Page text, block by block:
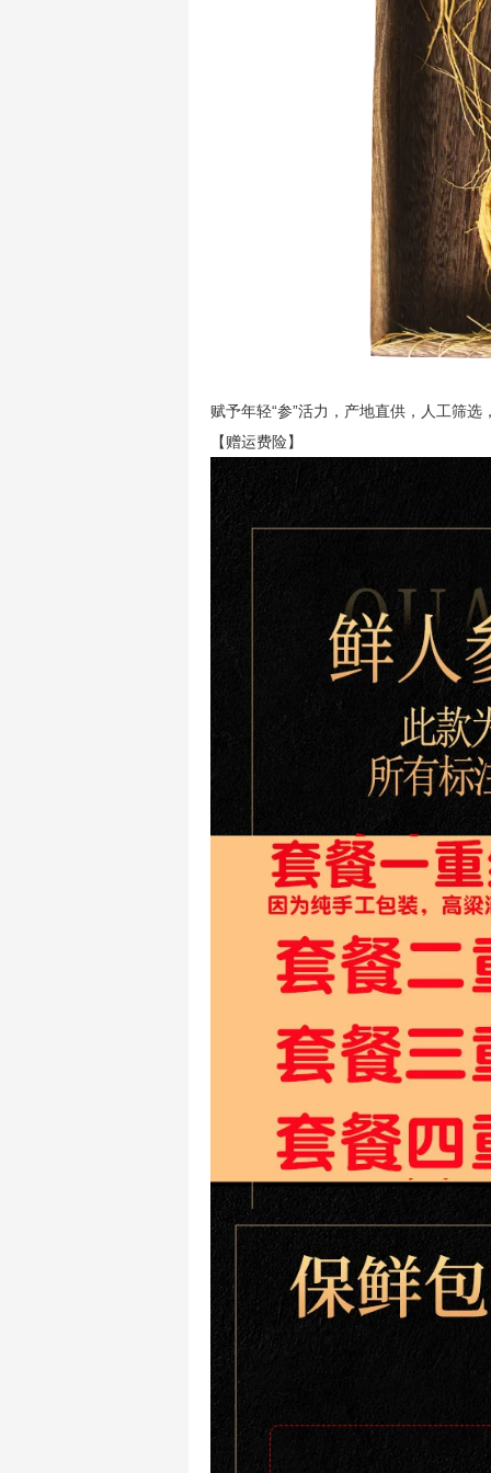
赋予年轻“参”活力，产地直供，人工筛
【赠运费险】